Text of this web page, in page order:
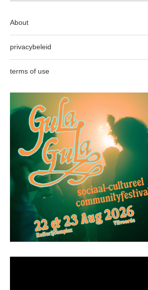
About
privacybeleid
terms of use